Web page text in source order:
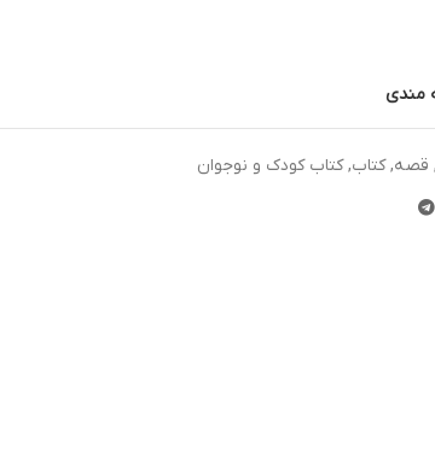
مندی
, قصه, کتاب, کتاب کودک و نوجوان